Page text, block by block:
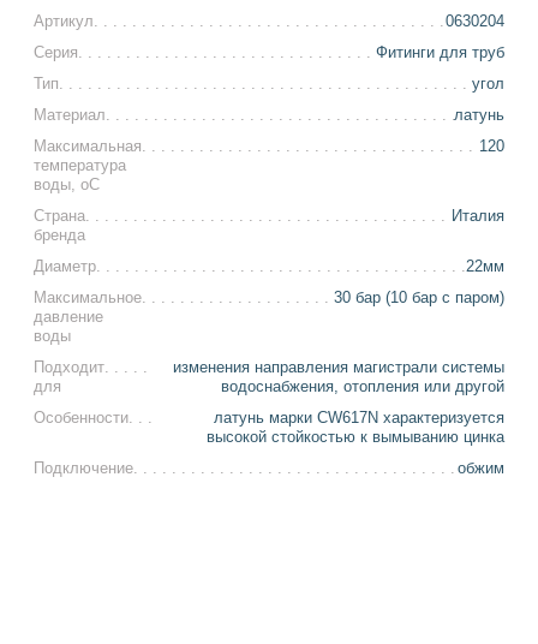
Артикул
0630204
Серия
Фитинги для труб
Тип
угол
Материал
латунь
Максимальная
температура
воды, оС
120
Страна
бренда
Италия
Диаметр
22мм
Максимальное
давление
воды
30 бар (10 бар с паром)
Подходит
для
изменения направления магистрали системы
водоснабжения, отопления или другой
Особенности
латунь марки CW617N характеризуется
высокой стойкостью к вымыванию цинка
Подключение
обжим